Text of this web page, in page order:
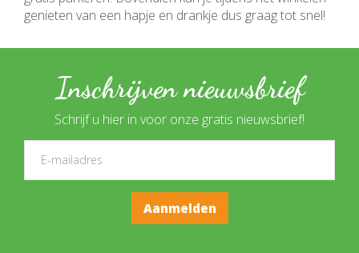
genieten van een hapje en drankje dus graag tot snel!
Inschrijven nieuwsbrief
Schrijf u hier in voor onze gratis nieuwsbrief!